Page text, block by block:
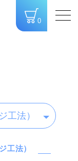
0
工法）